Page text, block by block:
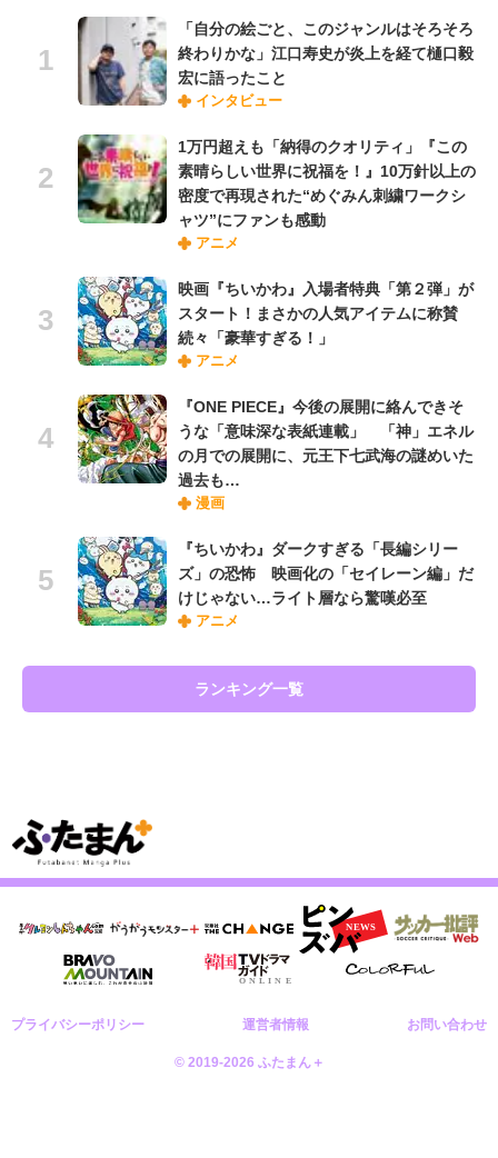
「自分の絵ごと、このジャンルはそろそろ
終わりかな」江口寿史が炎上を経て樋口毅
宏に語ったこと
インタビュー
1万円超えも「納得のクオリティ」『この
素晴らしい世界に祝福を！』10万針以上の
密度で再現された“めぐみん刺繍ワークシ
ャツ”にファンも感動
アニメ
映画『ちいかわ』入場者特典「第２弾」が
スタート！まさかの人気アイテムに称賛
続々「豪華すぎる！」
アニメ
『ONE PIECE』今後の展開に絡んできそ
うな「意味深な表紙連載」 「神」エネル
の月での展開に、元王下七武海の謎めいた
過去も…
漫画
『ちいかわ』ダークすぎる「長編シリー
ズ」の恐怖 映画化の「セイレーン編」だ
けじゃない…ライト層なら驚嘆必至
アニメ
ランキング一覧
プライバシーポリシー 運営者情報 お問い合わせ
© 2019-2026 ふたまん＋